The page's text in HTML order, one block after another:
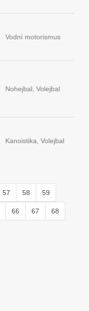
Vodní motorismus
Nohejbal, Volejbal
Kanoistika, Volejbal
57 58 59
66 67 68